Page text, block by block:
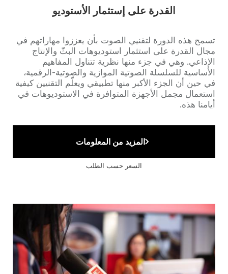
القدرة على إستثمار الأستوديو
Accroche
تسمح هذه الدورة لتقنيي الصوت بأن يعززوا مهاراتهم في
مجال القدرة على استثمار استوديوهات البثّ والإنتاج
الإذاعي. وهي في جزء منها نظرية تتناول المفاهيم
الأساسية للسلسلة الصوتية الموازية والصوتية-الرقمية،
في حين أن الجزء الأكبر منها تطبيقي ويعلّم التقنيين كيفية
استعمال مجمل الأجهزة المتوافرة في الاستوديوهات في
أيامنا هذه.
المزيد من المعلومات
السعر حسب الطلب
Cover